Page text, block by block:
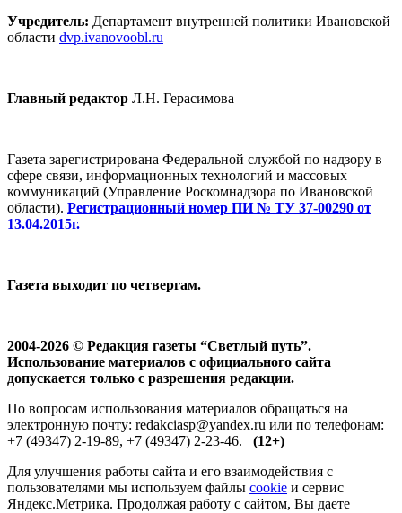
Учредитель: Департамент внутренней политики Ивановской
области dvp.ivanovoobl.ru
Главный редактор Л.Н. Герасимова
Газета зарегистрирована Федеральной службой по надзору в
сфере связи, информационных технологий и массовых
коммуникаций (Управление Роскомнадзора по Ивановской
области). Регистрационный номер ПИ № ТУ 37-00290 от
13.04.2015г.
Газета выходит по четвергам.
2004-2026 © Редакция газеты “Светлый путь”.
Использование материалов с официального сайта
допускается только с разрешения редакции.
По вопросам использования материалов обращаться на
электронную почту: redakciasp@yandex.ru или по телефонам:
+7 (49347) 2-19-89, +7 (49347) 2-23-46. (12+)
Для улучшения работы сайта и его взаимодействия с
пользователями мы используем файлы cookie и сервис
Яндекс.Метрика. Продолжая работу с сайтом, Вы даете